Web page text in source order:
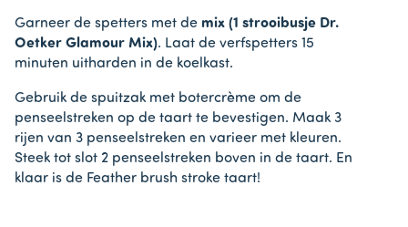
Garneer de spetters met de mix (1 strooibusje Dr.
Oetker Glamour Mix). Laat de verfspetters 15
minuten uitharden in de koelkast.
Gebruik de spuitzak met botercrème om de
penseelstreken op de taart te bevestigen. Maak 3
rijen van 3 penseelstreken en varieer met kleuren.
Steek tot slot 2 penseelstreken boven in de taart. En
klaar is de Feather brush stroke taart!